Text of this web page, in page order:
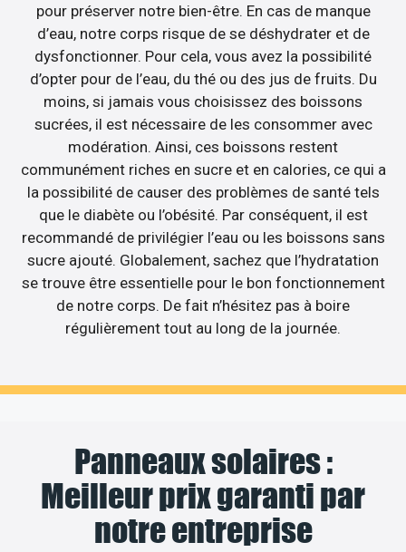
pour préserver notre bien-être. En cas de manque
d’eau, notre corps risque de se déshydrater et de
dysfonctionner. Pour cela, vous avez la possibilité
d’opter pour de l’eau, du thé ou des jus de fruits. Du
moins, si jamais vous choisissez des boissons
sucrées, il est nécessaire de les consommer avec
modération. Ainsi, ces boissons restent
communément riches en sucre et en calories, ce qui a
la possibilité de causer des problèmes de santé tels
que le diabète ou l’obésité. Par conséquent, il est
recommandé de privilégier l’eau ou les boissons sans
sucre ajouté. Globalement, sachez que l’hydratation
se trouve être essentielle pour le bon fonctionnement
de notre corps. De fait n’hésitez pas à boire
régulièrement tout au long de la journée.
Panneaux solaires :
Meilleur prix garanti par
notre entreprise